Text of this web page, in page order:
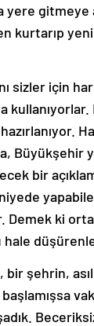
yere
kurtarıp
sizler için
Büyükşehir
bir
Demek ki
şehrin,